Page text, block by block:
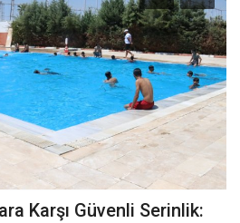
Karşı Güvenli Serinlik: